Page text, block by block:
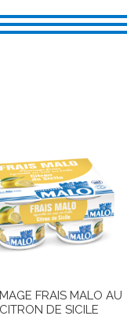
FRAIS MALO AU
CITRON DE SICILE